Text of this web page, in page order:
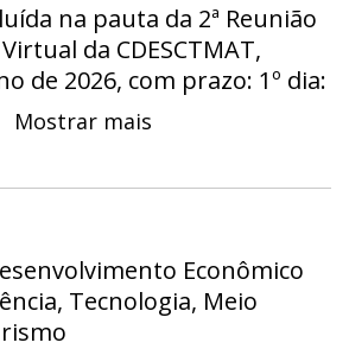
na pauta da 2ª Reunião
da CDESCTMAT,
de 2026, com prazo: 1º dia:
e último dia:
Mostrar mais
Econômico
Tecnologia, Meio